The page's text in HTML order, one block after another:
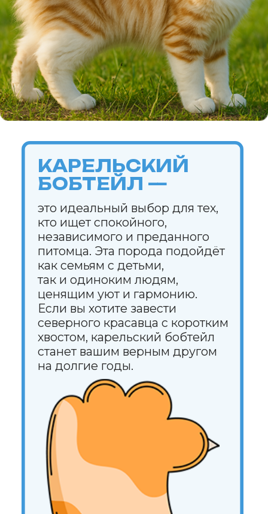
ИНФОРМАЦИЯ О СОБЛЮДЕНИИ АВТОРСКИХ ПРАВ
Кошки
Имена
Топ пород
Породы
Знаки зодиака
Заболевания
Стартовый набор для кошки
Опасные и безопасные растения
для кошек
Прививки для кошек
Собаки
Имена
Топ пород
Породы
Знаки зодиака
Стартовый набор для собаки
Здоровье
Лечение
Питание
Поведение
Разведение
Советы
Профессионалам
Спонсорство и реклама
Продвижение клиник
Грумминг-салоны
ветеринарного врача
О нас
Стать соавтором или экспертом
Спонсорство или реклама
Продвижение клиники
#КогтотекаИстория
История на лапках
Юридическая информация
rus2project@gmail.com
и продвижение сайтов